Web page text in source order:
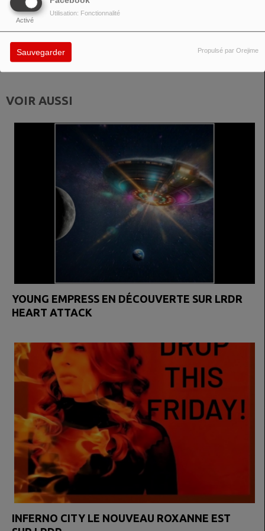
Activé
Utilisation: Fonctionnalité
Sauvegarder Propulsé par Orejime
ateliers et exposant à Sound Minds. Elle a partagé son récit de son enfance
chanson « La Fille d'Ipanema ». James ajoute avoir trouvé particulièrement
libérateur d'écrire du point de vue d'une autre personne.
VOIR AUSSI
YOUNG EMPRESS EN DÉCOUVERTE SUR LRDR
HEART ATTACK
INFERNO CITY LE NOUVEAU ROXANNE EST